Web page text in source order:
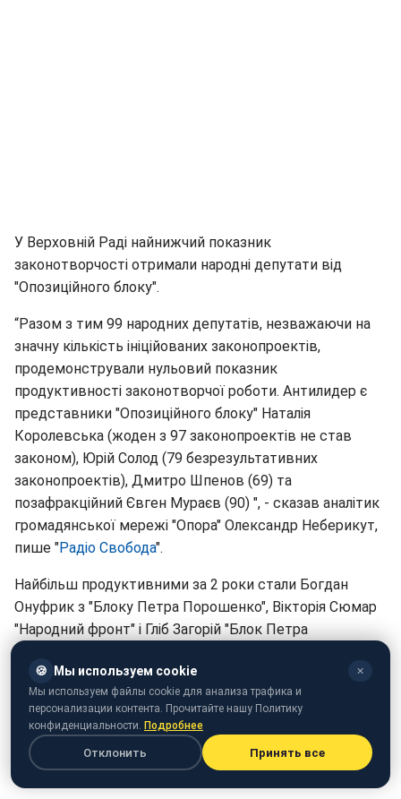
У Верховній Раді найнижчий показник
законотворчості отримали народні депутати від
"Опозиційного блоку".
“Разом з тим 99 народних депутатів, незважаючи на
значну кількість ініційованих законопроектів,
продемонстрували нульовий показник
продуктивності законотворчої роботи. Антилидер є
представники "Опозиційного блоку" Наталія
Королевська (жоден з 97 законопроектів не став
законом), Юрій Солод (79 безрезультативних
законопроектів), Дмитро Шпенов (69) та
позафракційний Євген Мураєв (90) ", - сказав аналітик
громадянської мережі "Опора" Олександр Неберикут,
пише "Радіо Свобода".
Найбільш продуктивними за 2 роки стали Богдан
Онуфрик з "Блоку Петра Порошенко", Вікторія Сюмар
"Народний фронт" і Гліб Загорій "Блок Петра
Порошенка".
До речі, більшістьукраїнців вважають, що країна
розвивається в неправильному напрямку.
🍪 Мы используем cookie ✕
Мы используем файлы cookie для анализа трафика и
персонализации контента. Прочитайте нашу Политику
конфиденциальности. Подробнее
Отклонить Принять все